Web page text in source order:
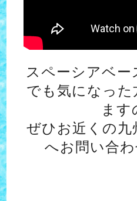
スペーシアベー
でも気になった
ます
ぜひお近くの九
へお問い合